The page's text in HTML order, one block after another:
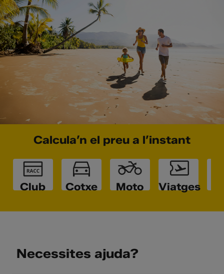
Calcula’n el preu a l’instant
Club Cotxe Moto Viatges
Necessites ajuda?